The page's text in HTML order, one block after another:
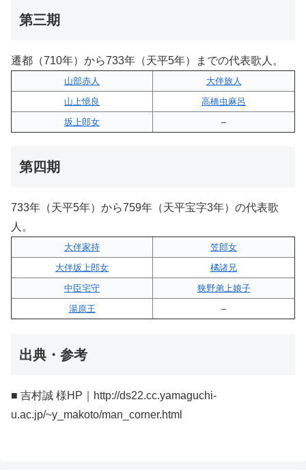
第三期
遷都（710年）から733年（天平5年）までの代表歌人。
山部赤人
大伴旅人
山上憶良
高橋虫麻呂
坂上郎女
–
第四期
733年（天平5年）から759年（天平宝字3年）の代表歌
人。
大伴家持
笠郎女
大伴坂上郎女
橘諸兄
中臣宅守
狭野弟上娘子
湯原王
–
出典・参考
■ 吉村誠 様HP｜http://ds22.cc.yamaguchi-
u.ac.jp/~y_makoto/man_corner.html